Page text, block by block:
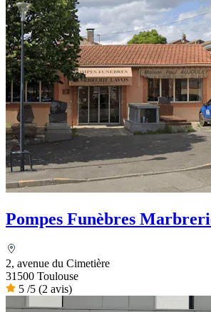
Pompes Funèbres
2, avenue du Cimetière
31500 Toulouse
5 /5 (2 avis)